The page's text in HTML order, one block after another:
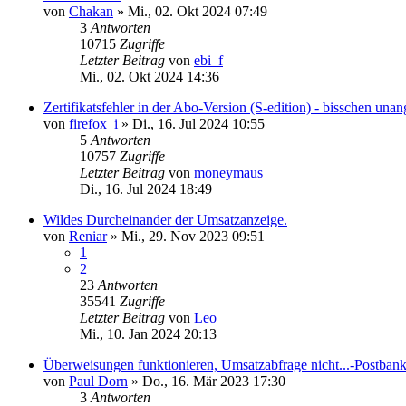
von Chakan » Mi., 02. Okt 2024 07:49
3 Antworten
10715 Zugriffe
Letzter Beitrag von ebi_f
Mi., 02. Okt 2024 14:36
Zertifikatsfehler in der Abo-Version (S-edition) - bisschen
von firefox_i » Di., 16. Jul 2024 10:55
5 Antworten
10757 Zugriffe
Letzter Beitrag von moneymaus
Di., 16. Jul 2024 18:49
Wildes Durcheinander der Umsatzanzeige.
von Reniar» Mi., 29. Nov 2023 09:51
1
2
23 Antworten
35541 Zugriffe
Letzter Beitrag von Leo
Mi., 10. Jan 2024 20:13
Überweisungen funktionieren, Umsatzabfrage nicht...-Postbank
von Paul Dorn » Do., 16. Mär 2023 17:30
3 Antworten